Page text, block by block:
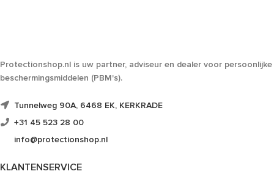
Protectionshop.nl is uw partner, adviseur en dealer voor persoonlijke
beschermingsmiddelen (PBM's).
Tunnelweg 90A, 6468 EK, KERKRADE
+31 45 523 28 00
info@protectionshop.nl
KLANTENSERVICE